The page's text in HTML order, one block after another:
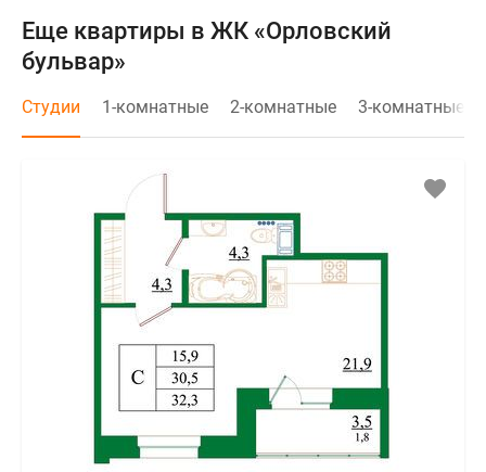
Еще квартиры в ЖК «Орловский
бульвар»
Студии 1-комнатные 2-комнатные 3-комнатные